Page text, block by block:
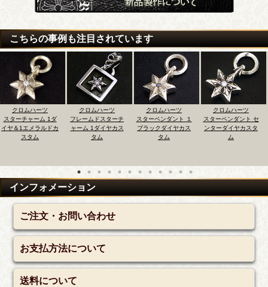
こちらの事例も注目されています
1ダ
ドカ
クロムハーツ
フレームドスターチ
ャーム 1ダイヤカス
クロムハーツ
スターペンダント １
ブラックダイヤカス
クロムハーツ
スターペンダント セ
ンターダイヤカスタ
クロムハー
スタースタッ
ス センターダ
インフォメーション
ご注文・お問い合わせ
お支払方法について
送料について